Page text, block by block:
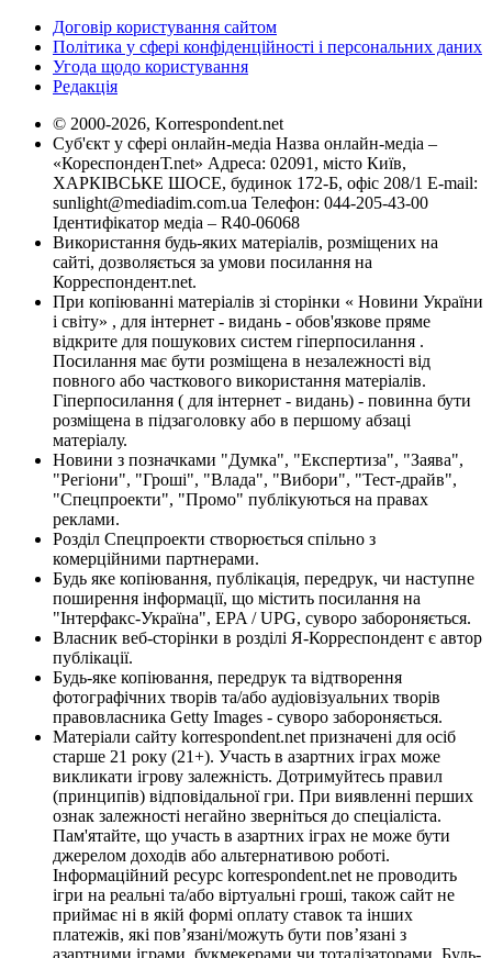
Договір користування сайтом
Політика у сфері конфіденційності і персональних даних
Угода щодо користування
Редакція
© 2000-2026, Korrespondent.net
Суб'єкт у сфері онлайн-медіа Назва онлайн-медіа –
«КореспонденТ.net» Адреса: 02091, місто Київ,
ХАРКІВСЬКЕ ШОСЕ, будинок 172-Б, офіс 208/1 E-mail:
sunlight@mediadim.com.ua Телефон: 044-205-43-00
Ідентифікатор медіа – R40-06068
Використання будь-яких матеріалів, розміщених на
сайті, дозволяється за умови посилання на
Корреспондент.net.
При копіюванні матеріалів зі сторінки « Новини України
і світу» , для інтернет - видань - обов'язкове пряме
відкрите для пошукових систем гіперпосилання .
Посилання має бути розміщена в незалежності від
повного або часткового використання матеріалів.
Гіперпосилання ( для інтернет - видань) - повинна бути
розміщена в підзаголовку або в першому абзаці
матеріалу.
Новини з позначками "Думка", "Експертиза", "Заява",
"Регіони", "Гроші", "Влада", "Вибори", "Тест-драйв",
"Спецпроекти", "Промо" публікуються на правах
реклами.
Розділ Спецпроекти створюється спільно з
комерційними партнерами.
Будь яке копіювання, публікація, передрук, чи наступне
поширення інформації, що містить посилання на
"Інтерфакс-Україна", EPA / UPG, суворо забороняється.
Власник веб-сторінки в розділі Я-Корреспондент є автор
публікації.
Будь-яке копіювання, передрук та відтворення
фотографічних творів та/або аудіовізуальних творів
правовласника Getty Images - суворо забороняється.
Матеріали сайту korrespondent.net призначені для осіб
старше 21 року (21+). Участь в азартних іграх може
викликати ігрову залежність. Дотримуйтесь правил
(принципів) відповідальної гри. При виявленні перших
ознак залежності негайно зверніться до спеціаліста.
Пам'ятайте, що участь в азартних іграх не може бути
джерелом доходів або альтернативою роботі.
Інформаційний ресурс korrespondent.net не проводить
ігри на реальні та/або віртуальні гроші, також сайт не
приймає ні в якій формі оплату ставок та інших
платежів, які пов’язані/можуть бути пов’язані з
азартними іграми, букмекерами чи тоталізаторами. Будь-